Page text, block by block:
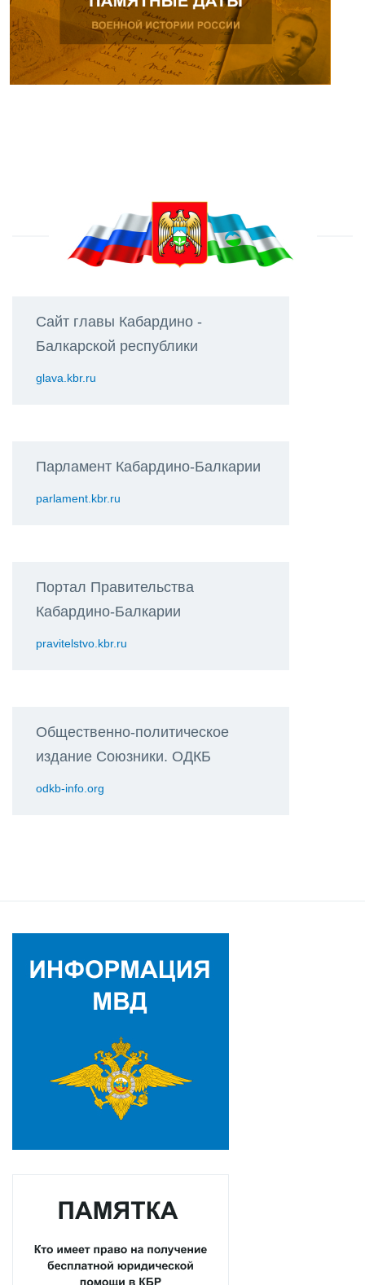
Сайт главы Кабардино -
Балкарской республики
glava.kbr.ru
Парламент Кабардино-Балкарии
parlament.kbr.ru
Портал Правительства
Кабардино-Балкарии
pravitelstvo.kbr.ru
Общественно-политическое
издание Союзники. ОДКБ
odkb-info.org